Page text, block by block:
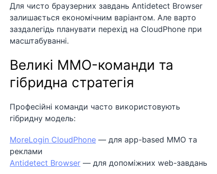
Для чисто браузерних завдань Antidetect Browser
залишається економічним варіантом. Але варто
заздалегідь планувати перехід на CloudPhone при
масштабуванні.
Великі MMO-команди та
гібридна стратегія
Професійні команди часто використовують
гібридну модель:
MoreLogin CloudPhone — для app-based MMO та
реклами
Antidetect Browser — для допоміжних web-завдань